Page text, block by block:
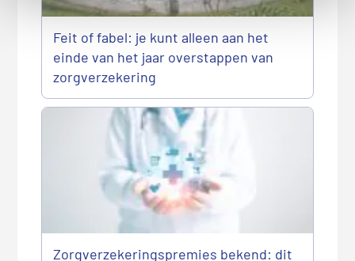
Feit of fabel: je kunt alleen aan het
einde van het jaar overstappen van
zorgverzekering
Zorgverzekeringspremies bekend: dit